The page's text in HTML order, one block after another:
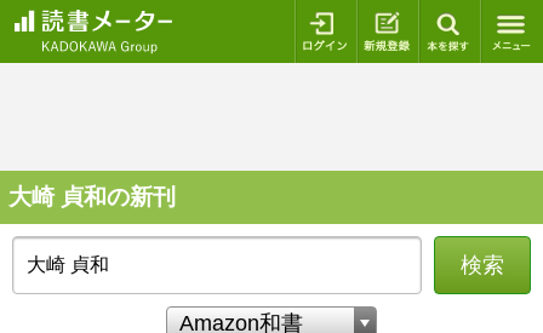
ログイン 新規登録
大崎 貞和の新刊
検索